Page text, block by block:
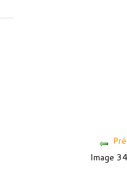
Image